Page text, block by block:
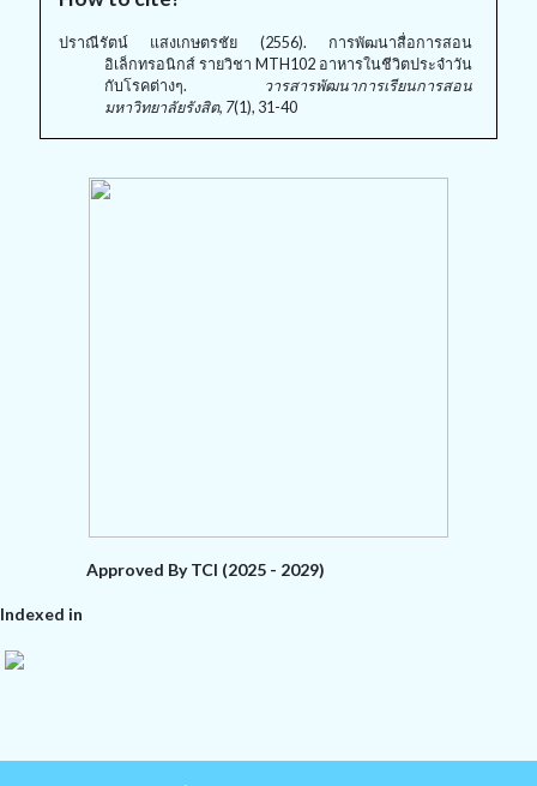
ปราณีรัตน์ แสงเกษตรชัย (2556). การพัฒนาสื่อการสอน
อิเล็กทรอนิกส์ รายวิชา MTH102 อาหารในชีวิตประจำวัน
กับโรคต่างๆ.
วารสารพัฒนาการเรียนการสอน
มหาวิทยาลัยรังสิต, 7(1), 31-40
Approved By TCI (2025 - 2029)
Indexed in